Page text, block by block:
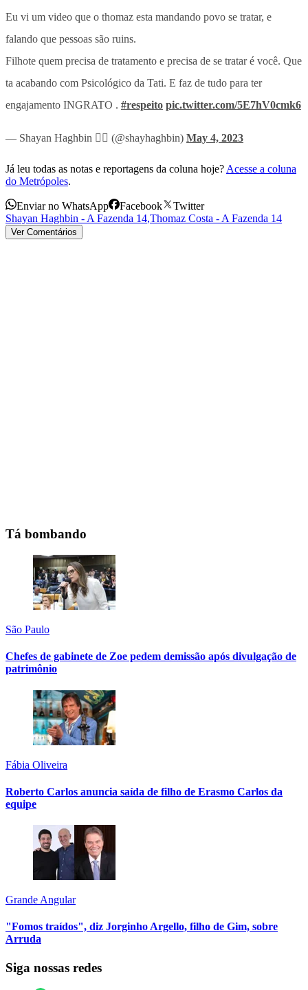
Eu vi um video que o thomaz esta mandando povo se tratar, e
falando que pessoas são ruins.
Filhote quem precisa de tratamento e precisa de se tratar é você. Que
ta acabando com Psicológico da Tati. E faz de tudo para ter
engajamento INGRATO . #respeito pic.twitter.com/5E7hV0cmk6
— Shayan Haghbin 🧞‍♂️ (@shayhaghbin) May 4, 2023
Já leu todas as notas e reportagens da coluna hoje? Acesse a coluna
do Metrópoles.
Enviar no WhatsApp Facebook
Twitter
Shayan Haghbin - A Fazenda 14,Thomaz Costa - A Fazenda 14
Ver Comentários
Tá bombando
São Paulo
Chefes de gabinete de Zoe pedem demissão após divulgação de
patrimônio
Fábia Oliveira
Roberto Carlos anuncia saída de filho de Erasmo Carlos da
equipe
Grande Angular
"Fomos traídos", diz Jorginho Argello, filho de Gim, sobre
Arruda
Siga nossas redes